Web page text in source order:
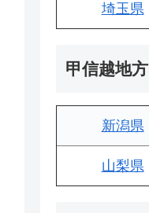
埼玉県
甲信越地方
新潟県
山梨県